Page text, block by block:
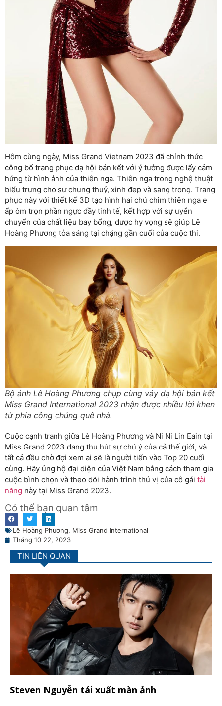
Hôm cùng ngày, Miss Grand Vietnam 2023 đã chính thức
công bố trang phục dạ hội bán kết với ý tưởng được lấy cảm
hứng từ hình ảnh của thiên nga. Thiên nga trong nghệ thuật
biểu trưng cho sự chung thuỷ, xinh đẹp và sang trọng. Trang
phục này với thiết kế 3D tạo hình hai chú chim thiên nga e
ấp ôm trọn phần ngực đầy tinh tế, kết hợp với sự uyển
chuyển của chất liệu bay bổng, được hy vọng sẽ giúp Lê
Hoàng Phương tỏa sáng tại chặng gần cuối của cuộc thi.
Bộ ảnh Lê Hoàng Phương chụp cùng váy dạ hội bán kết
Miss Grand International 2023 nhận được nhiều lời khen
từ phía công chúng quê nhà.
Cuộc cạnh tranh giữa Lê Hoàng Phương và Ni Ni Lin Eain tại
Miss Grand 2023 đang thu hút sự chú ý của cả thế giới, và
tất cả đều chờ đợi xem ai sẽ là người tiến vào Top 20 cuối
cùng. Hãy ủng hộ đại diện của Việt Nam bằng cách tham gia
cuộc bình chọn và theo dõi hành trình thú vị của cô gái tài
năng này tại Miss Grand 2023.
Có thể bạn quan tâm
Lê Hoàng Phương, Miss Grand International
Tháng 10 22, 2023
TIN LIÊN QUAN
Steven Nguyễn tái xuất màn ảnh